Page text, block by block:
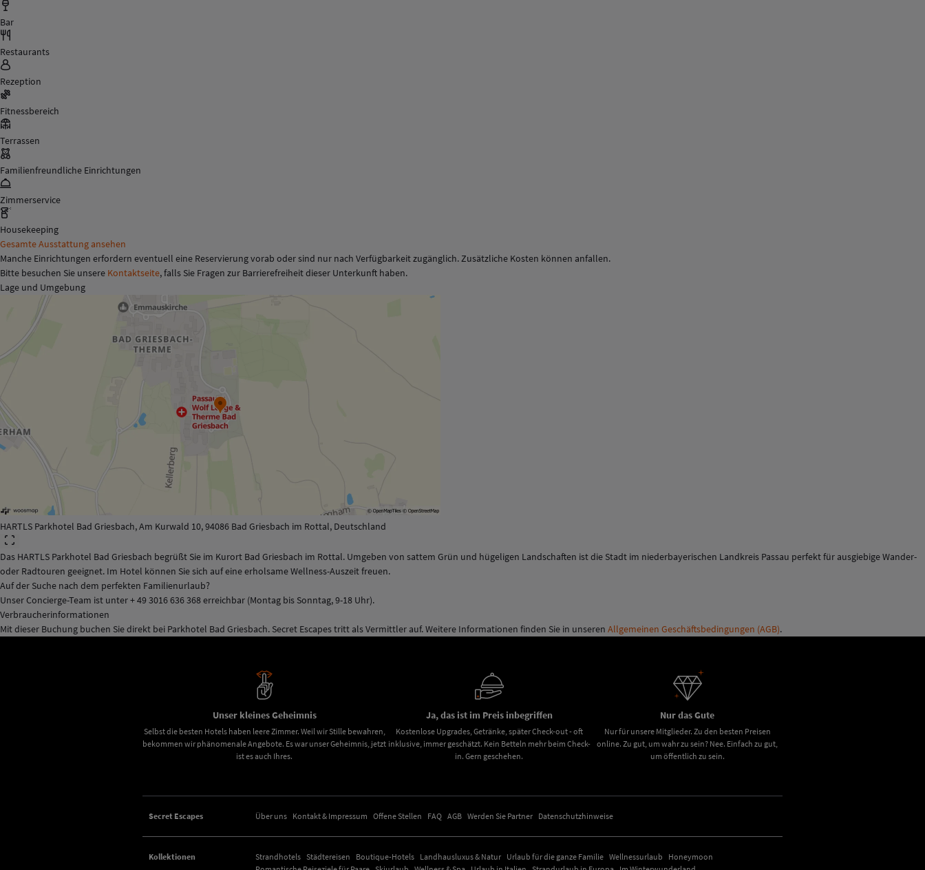
Bar
Restaurants
Rezeption
Fitnessbereich
Terrassen
Familienfreundliche Einrichtungen
Zimmerservice
Housekeeping
Gesamte Ausstattung ansehen
Manche Einrichtungen erfordern eventuell eine Reservierung vorab oder sind nur nach Verfügbarkeit zugänglich. Zusätzliche Kosten können anfallen.
Bitte besuchen Sie unsere Kontaktseite, falls Sie Fragen zur Barrierefreiheit dieser Unterkunft haben.
Lage und Umgebung
HARTLS Parkhotel Bad Griesbach, Am Kurwald 10, 94086 Bad Griesbach im Rottal, Deutschland
Das HARTLS Parkhotel Bad Griesbach begrüßt Sie im Kurort Bad Griesbach im Rottal. Umgeben von sattem Grün und hügeligen Landschaften ist die Stadt im niederbayerischen Landkreis Passau perfekt für ausgiebige Wander-
oder Radtouren geeignet. Im Hotel können Sie sich auf eine erholsame Wellness-Auszeit freuen.
Auf der Suche nach dem perfekten Familienurlaub?
Unser Concierge-Team ist unter + 49 3016 636 368 erreichbar (Montag bis Sonntag, 9-18 Uhr).
Verbraucherinformationen
Mit dieser Buchung buchen Sie direkt bei Parkhotel Bad Griesbach. Secret Escapes tritt als Vermittler auf. Weitere Informationen finden Sie in unseren Allgemeinen Geschäftsbedingungen (AGB).
Unser kleines Geheimnis
Selbst die besten Hotels haben leere Zimmer. Weil wir Stille bewahren,
bekommen wir phänomenale Angebote. Es war unser Geheimnis, jetzt
ist es auch Ihres.
Ja, das ist im Preis inbegriffen
Kostenlose Upgrades, Getränke, später Check-out - oft
inklusive, immer geschätzt. Kein Betteln mehr beim Check-
in. Gern geschehen.
Nur das Gute
Nur für unsere Mitglieder. Zu den besten Preisen
online. Zu gut, um wahr zu sein? Nee. Einfach zu gut,
um öffentlich zu sein.
Secret Escapes Über uns Kontakt & Impressum Offene Stellen FAQ AGB Werden Sie Partner Datenschutzhinweise
Kollektionen Strandhotels Städtereisen Boutique-Hotels Landhausluxus & Natur Urlaub für die ganze Familie Wellnessurlaub
Honeymoon